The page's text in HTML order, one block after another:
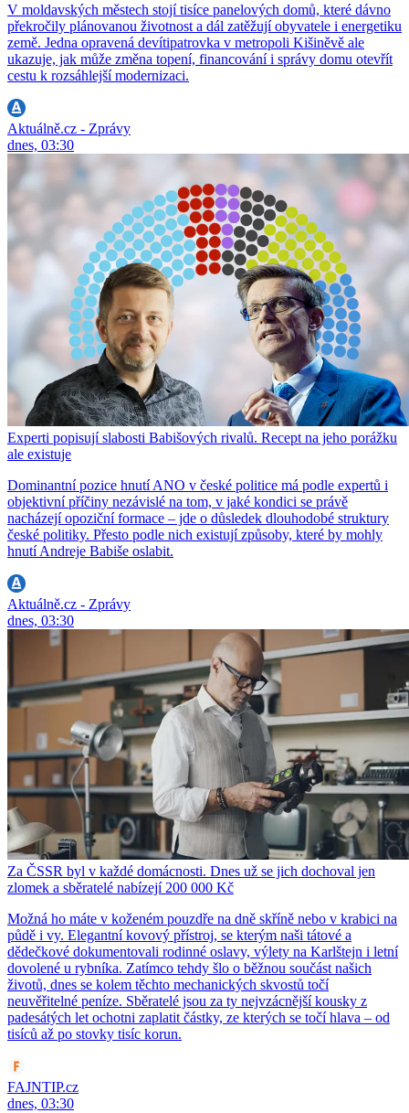
V moldavských městech stojí tisíce panelových domů, které dávno
překročily plánovanou životnost a dál zatěžují obyvatele i energetiku
země. Jedna opravená devítipatrovka v metropoli Kišiněvě ale
ukazuje, jak může změna topení, financování i správy domu otevřít
cestu k rozsáhlejší modernizaci.
Aktuálně.cz - Zprávy
dnes, 03:30
Experti popisují slabosti Babišových rivalů. Recept na jeho porážku
ale existuje
Dominantní pozice hnutí ANO v české politice má podle expertů i
objektivní příčiny nezávislé na tom, v jaké kondici se právě
nacházejí opoziční formace – jde o důsledek dlouhodobé struktury
české politiky. Přesto podle nich existují způsoby, které by mohly
hnutí Andreje Babiše oslabit.
Aktuálně.cz - Zprávy
dnes, 03:30
Za ČSSR byl v každé domácnosti. Dnes už se jich dochoval jen
zlomek a sběratelé nabízejí 200 000 Kč
Možná ho máte v koženém pouzdře na dně skříně nebo v krabici na
půdě i vy. Elegantní kovový přístroj, se kterým naši tátové a
dědečkové dokumentovali rodinné oslavy, výlety na Karlštejn i letní
dovolené u rybníka. Zatímco tehdy šlo o běžnou součást našich
životů, dnes se kolem těchto mechanických skvostů točí
neuvěřitelné peníze. Sběratelé jsou za ty nejvzácnější kousky z
padesátých let ochotni zaplatit částky, ze kterých se točí hlava – od
tisíců až po stovky tisíc korun.
FAJNTIP.cz
dnes, 03:30